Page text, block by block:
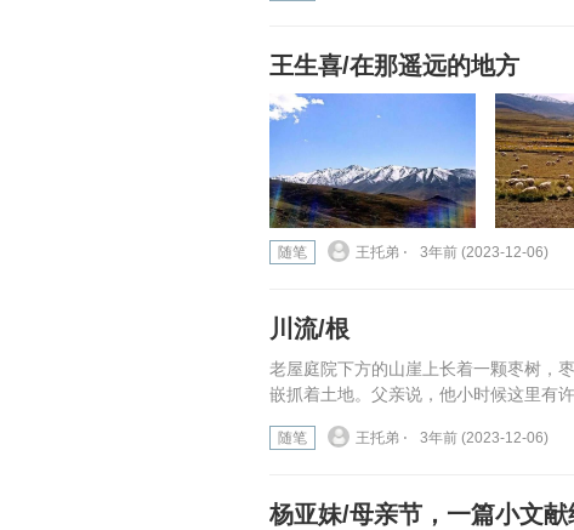
王生喜/在那遥远的地方
随笔 王托弟 ⋅ 3年前 (2023-12-06)
川流/根
老屋庭院下方的山崖上长着一颗枣树，
嵌抓着土地。父亲说，他小时候这里有
随笔 王托弟 ⋅ 3年前 (2023-12-06)
杨亚妹/母亲节，一篇小文